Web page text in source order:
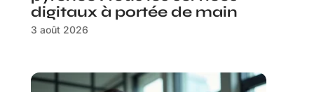
digitaux à portée de main
3 août 2026